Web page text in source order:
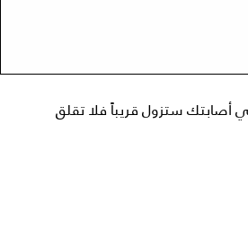
أصابتك ستزول قريباً فلا تقلق